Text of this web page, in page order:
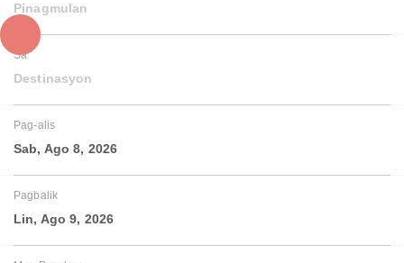
Pinagmulan
Sa
Destinasyon
Pag-alis
Sab, Ago 8, 2026
Pagbalik
Lin, Ago 9, 2026